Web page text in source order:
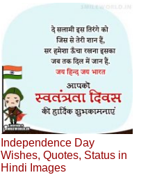
Independence Day
Wishes, Quotes, Status in
Hindi Images